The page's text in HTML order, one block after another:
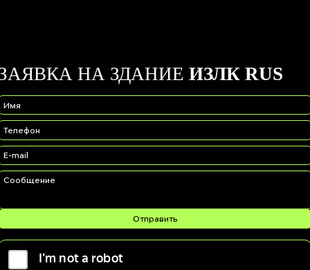
НА ЗДАНИЕ ИЗЛК RUS
Имя
Телефон
E-mail
Сообщение